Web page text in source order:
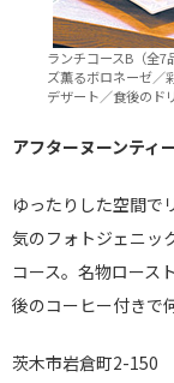
ランチコースB（全
ズ薫るボロネーゼ／
デザート／食後の
アフターヌーンティ
ゆったりした空間で
気のフォトジェニッ
コース。名物ロース
後のコーヒー付きで
茨木市岩倉町2-150